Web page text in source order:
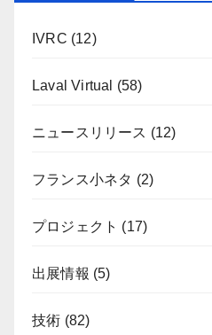
IVRC (12)
Laval Virtual (58)
ニュースリリース (12)
フランス小ネタ (2)
プロジェクト (17)
出展情報 (5)
技術 (82)